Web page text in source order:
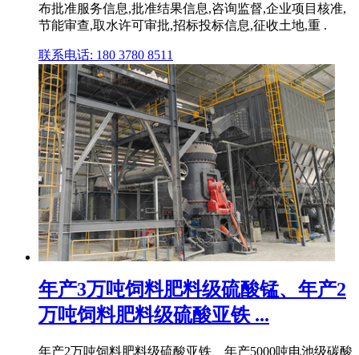
布批准服务信息,批准结果信息,咨询监督,企业项目核准,
节能审查,取水许可审批,招标投标信息,征收土地,重 .
联系电话: 180 3780 8511
年产3万吨饲料肥料级硫酸锰、年产2
万吨饲料肥料级硫酸亚铁 ...
年产2万吨饲料肥料级硫酸亚铁、年产5000吨电池级碳酸